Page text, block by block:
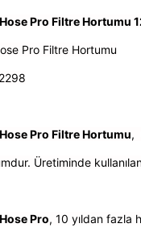
Pro Filtre Hortumu
Pro Filtre Hortumu
Pro Filtre Hortumu,
Üretiminde
Pro, 10 yıldan fazla